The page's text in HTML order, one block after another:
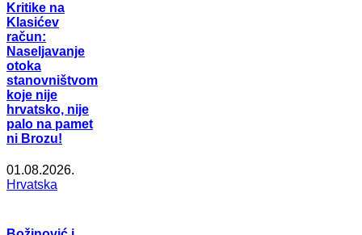
Kritike na
Klasićev
račun:
Naseljavanje
otoka
stanovništvom
koje nije
hrvatsko, nije
palo na pamet
ni Brozu!
01.08.2026.
Hrvatska